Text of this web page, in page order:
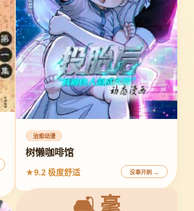
治愈动漫
树懒咖啡馆
★9.2 极度舒适 没事开刷 →
🛋️ 毫